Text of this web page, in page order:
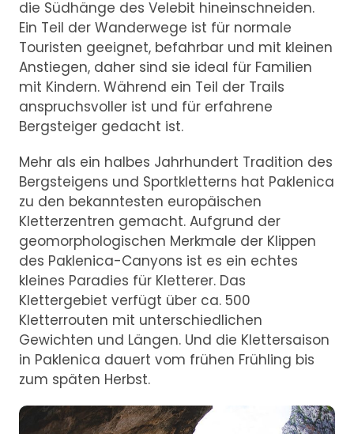
die Südhänge des Velebit hineinschneiden.
Ein Teil der Wanderwege ist für normale
Touristen geeignet, befahrbar und mit kleinen
Anstiegen, daher sind sie ideal für Familien
mit Kindern. Während ein Teil der Trails
anspruchsvoller ist und für erfahrene
Bergsteiger gedacht ist.
Mehr als ein halbes Jahrhundert Tradition des
Bergsteigens und Sportkletterns hat Paklenica
zu den bekanntesten europäischen
Kletterzentren gemacht. Aufgrund der
geomorphologischen Merkmale der Klippen
des Paklenica-Canyons ist es ein echtes
kleines Paradies für Kletterer. Das
Klettergebiet verfügt über ca. 500
Kletterrouten mit unterschiedlichen
Gewichten und Längen. Und die Klettersaison
in Paklenica dauert vom frühen Frühling bis
zum späten Herbst.